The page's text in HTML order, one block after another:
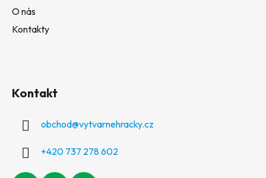
O nás
Kontakty
Kontakt
obchod@vytvarnehracky.cz
+420 737 278 602